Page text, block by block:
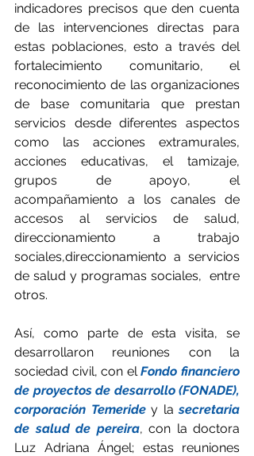
indicadores precisos que den cuenta
de las intervenciones directas para
estas poblaciones, esto a través del
fortalecimiento comunitario, el
reconocimiento de las organizaciones
de base comunitaria que prestan
servicios desde diferentes aspectos
como las acciones extramurales,
acciones educativas, el tamizaje,
grupos de apoyo, el
acompañamiento a los canales de
accesos al servicios de salud,
direccionamiento a trabajo
sociales,direccionamiento a servicios
de salud y programas sociales,  entre
otros.
Así, como parte de esta visita, se
desarrollaron reuniones con la
sociedad civil, con el Fondo financiero
corporación Temeride y la secretaria
de salud de pereira, con la doctora
Luz Adriana Ángel; estas reuniones